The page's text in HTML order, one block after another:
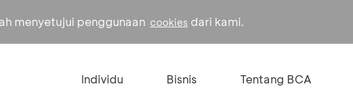
menyetujui penggunaan cookies dari kami.
Individu Bisnis Tentang BCA